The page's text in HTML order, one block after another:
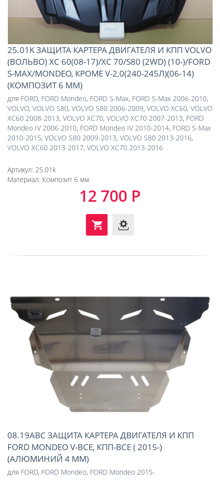
25.01K ЗАЩИТА КАРТЕРА ДВИГАТЕЛЯ И КПП VOLVO
(ВОЛЬВО) XC 60(08-17)/XC 70/S80 (2WD) (10-)/FORD
S-MAX/MONDEO, КРОМЕ V-2,0(240-245Л)(06-14)
(КОМПОЗИТ 6 ММ)
для FORD, FORD Mondeo, FORD S-Max, FORD S-Max 2006-2010,
VOLVO, VOLVO S80, VOLVO S80 2006-2009, VOLVO XC60, VOLVO
XC60 2008-2013, VOLVO XC70, VOLVO XC70 2007-2013, FORD
Mondeo IV 2006-2010, FORD Mondeo IV 2010-2014, FORD S-Max
2010-2015, VOLVO S80 2009-2013, VOLVO S80 2013-2016,
VOLVO XC60 2013-2017, VOLVO XC70 2013-2016
Артикул: 25.01k
Материал: Композит 6 мм
12 700 Р
08.19ABC ЗАЩИТА КАРТЕРА ДВИГАТЕЛЯ И КПП
FORD MONDEO V-ВСЕ, КПП-ВСЕ ( 2015-)
(АЛЮМИНИЙ 4 ММ)
для FORD, FORD Mondeo, FORD Mondeo 2015-